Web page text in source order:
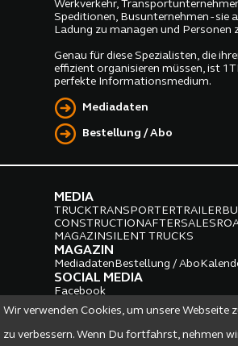
Wir verwenden Cookies, um unsere Webseite
zu verbessern. Wenn Du fortfahrst, nehmen
Werkverkehr,
Speditionen, Busunternehmen - sie
Ladung zu managen und Personen
Genau für diese Spezialisten, die
effizient organisieren müssen, ist
perfekte Informationsmedium.
Mediadaten
Bestellung / Abo
MEDIA
TRUCKTRANSPORTERTRAILER
CONSTRUCTIONAFTERSALES
MAGAZINSILENT TRUCKS
MAGAZIN
MediadatenBestellung / Abo
SOCIAL MEDIA
Facebook
Instagram LinkedIn